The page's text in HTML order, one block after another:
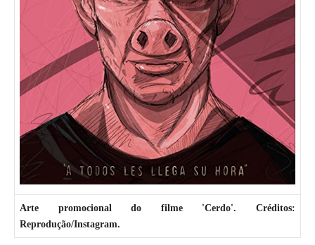
Arte promocional do filme 'Cerdo'. Créditos:
Reprodução/Instagram.